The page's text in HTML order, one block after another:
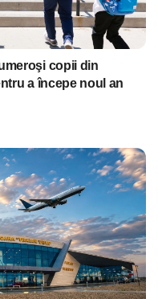
copii din
a începe noul an